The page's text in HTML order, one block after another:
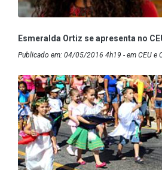
Esmeralda Ortiz se apresenta no
Publicado em: 04/05/2016 4h19 - em CEU e